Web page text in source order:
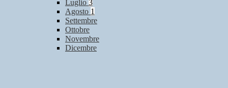
Luglio 3
Agosto 1
Settembre
Ottobre
Novembre
Dicembre